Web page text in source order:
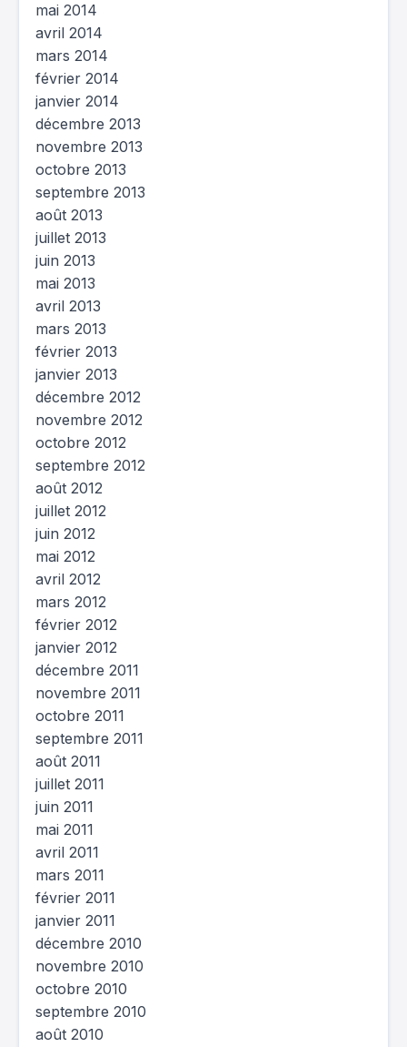
mai 2014
avril 2014
mars 2014
février 2014
janvier 2014
décembre 2013
novembre 2013
octobre 2013
septembre 2013
août 2013
juillet 2013
juin 2013
mai 2013
avril 2013
mars 2013
février 2013
janvier 2013
décembre 2012
novembre 2012
octobre 2012
septembre 2012
août 2012
juillet 2012
juin 2012
mai 2012
avril 2012
mars 2012
février 2012
janvier 2012
décembre 2011
novembre 2011
octobre 2011
septembre 2011
août 2011
juillet 2011
juin 2011
mai 2011
avril 2011
mars 2011
février 2011
janvier 2011
décembre 2010
novembre 2010
octobre 2010
septembre 2010
août 2010